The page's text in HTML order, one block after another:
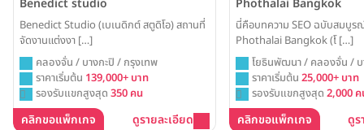
Benedict studio
Benedict Studio (เบเนดิกต์ สตูดิโอ) สถานที่
จัดงานแต่งงา […]
คลองจั่น / บางกะปิ / กรุงเทพ
ราคาเริ่มต้น 139,000+ บาท
รองรับแขกสูงสุด 350 คน
คลิกขอแพ็กเกจ ดูรายละเอียด
Phothalai Bangkok
นี่คือบทความ SEO ฉบับสมบูร
Phothalai Bangkok (โ […]
โยธินพัฒนา / คลองจั่น / บ
กรุงเทพ / เลียบทางด่วนราม
ราคาเริ่มต้น 25,000+ บาท
รองรับแขกสูงสุด 2,000
คลิกขอแพ็กเกจ ดูร